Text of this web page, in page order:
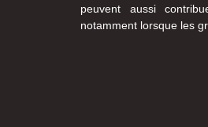
peuvent aussi
notamment lorsque les